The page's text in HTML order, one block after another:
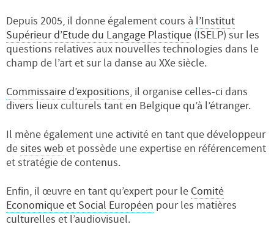
Depuis 2005, il donne également cours à l’Institut
Supérieur d’Etude du Langage Plastique (ISELP) sur les
questions relatives aux nouvelles technologies dans le
champ de l’art et sur la danse au XXe siècle.
Commissaire d’expositions, il organise celles-ci dans
divers lieux culturels tant en Belgique qu’à l’étranger.
Il mène également une activité en tant que développeur
desites web et possède une expertise en référencement
et stratégie de contenus.
Enfin, il œuvre en tant qu’expert pour le Comité
Economique et Social Européen pour les matières
culturelles et l’audiovisuel.